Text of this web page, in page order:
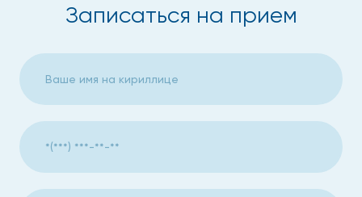
Записаться на прием